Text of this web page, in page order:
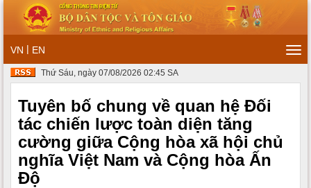
VN | EN
Thứ Sáu, ngày 07/08/2026 02:45 SA
Tuyên bố chung về quan hệ Đối
tác chiến lược toàn diện tăng
cường giữa Cộng hòa xã hội chủ
nghĩa Việt Nam và Cộng hòa Ấn
Độ